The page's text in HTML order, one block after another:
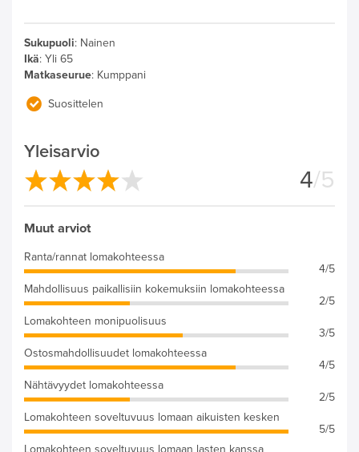
Sukupuoli: Nainen
Ikä: Yli 65
Matkaseurue: Kumppani
Suosittelen
Yleisarvio
4/5
Muut arviot
Ranta/rannat lomakohteessa
4/5
Mahdollisuus paikallisiin kokemuksiin lomakohteessa
2/5
Lomakohteen monipuolisuus
3/5
Ostosmahdollisuudet lomakohteessa
4/5
Nähtävyydet lomakohteessa
2/5
Lomakohteen soveltuvuus lomaan aikuisten kesken
5/5